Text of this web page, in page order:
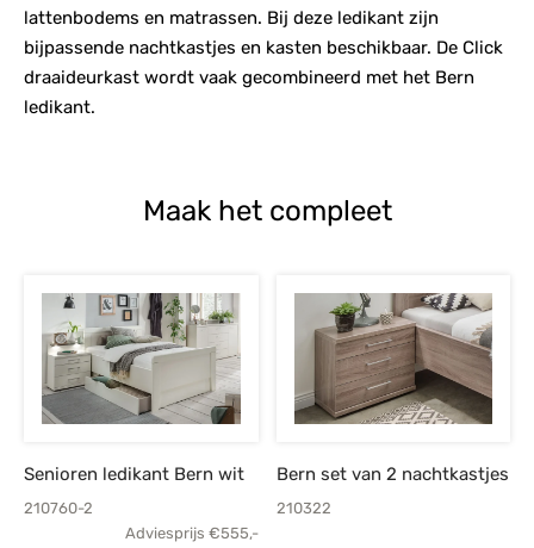
lattenbodems en matrassen. Bij deze ledikant zijn
bijpassende nachtkastjes en kasten beschikbaar. De Click
draaideurkast wordt vaak gecombineerd met het Bern
ledikant.
Maak het compleet
Senioren ledikant Bern wit
210760-2
Adviesprijs €555,-
Bern set van 2 nachtkastjes
210322